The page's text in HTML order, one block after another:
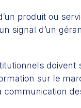
produit ou
signal d’un
doivent
sur le